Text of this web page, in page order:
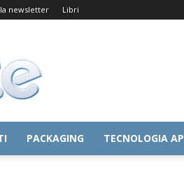
newsletter Libri
PACKAGING TECNOLOGIA